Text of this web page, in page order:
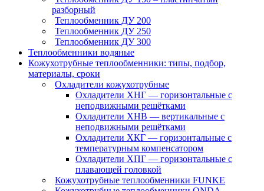
разборный
Теплообменник ДУ 200
Теплообменник ДУ 250
Теплообменник ДУ 300
Теплообменники водяные
Кожухотрубные теплообменники: типы, подбор,
материалы, сроки
Охладители кожухотрубные
Охладители ХНГ — горизонтальные с
неподвижными решётками
Охладители ХНВ — вертикальные с
неподвижными решётками
Охладители ХКГ — горизонтальные с
температурным компенсатором
Охладители ХПГ — горизонтальные с
плавающей головкой
Кожухотрубные теплообменники FUNKE